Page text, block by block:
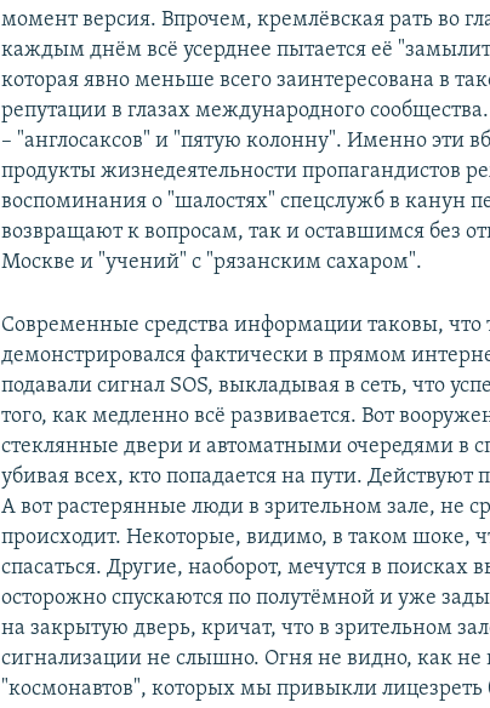
момент версия. Впрочем, кремлёвская рать во
каждым днём всё усерднее пытается её
которая явно меньше всего заинтересована в
репутации в глазах международного
– "англосаксов" и "пятую колонну". Именно эти
продукты жизнедеятельности пропагандистов
воспоминания о "шалостях" спецслужб в канун
возвращают к вопросам, так и оставшимся без
Москве и "учений" с "рязанским сахаром".
Современные средства информации таковы, что
демонстрировался фактически в прямом
подавали сигнал SOS, выкладывая в сеть, что
того, как медленно всё развивается. Вот
стеклянные двери и автоматными очередями в
убивая всех, кто попадается на пути. Действуют
А вот растерянные люди в зрительном зале, не
происходит. Некоторые, видимо, в таком шоке,
спасаться. Другие, наоборот, мечутся в
осторожно спускаются по полутёмной и уже
на закрытую дверь, кричат, что в зрительном
сигнализации не слышно. Огня не видно, как не
"космонавтов", которых мы привыкли